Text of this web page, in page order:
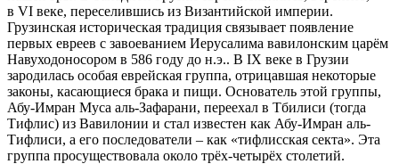
в VI веке, переселившись из Византийской империи.
Грузинская историческая традиция связывает появление
первых евреев с завоеванием Иерусалима вавилонским царём
Навуходоносором в 586 году до н.э.. В IX веке в Грузии
зародилась особая еврейская группа, отрицавшая некоторые
законы, касающиеся брака и пищи. Основатель этой группы,
Абу-Имран Муса аль-Зафарани, переехал в Тбилиси (тогда
Тифлис) из Вавилонии и стал известен как Абу-Имран аль-
Тифлиси, а его последователи – как «тифлисская секта». Эта
группа просуществовала около трёх-четырёх столетий.